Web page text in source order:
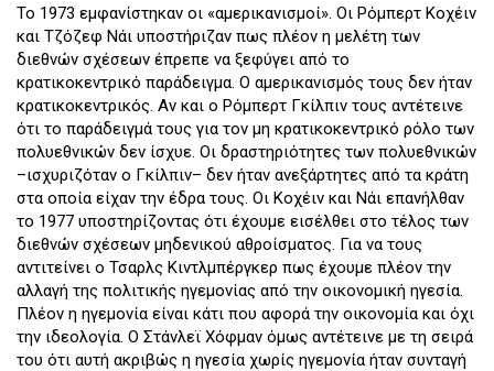
Το 1973 εμφανίστηκαν οι «αμερικανισμοί». Οι Ρόμπερτ Κοχέιν
και Τζόζεφ Νάι υποστήριζαν πως πλέον η μελέτη των
διεθνών σχέσεων έπρεπε να ξεφύγει από το
κρατικοκεντρικό παράδειγμα. Ο αμερικανισμός τους δεν ήταν
κρατικοκεντρικός. Αν και ο Ρόμπερτ Γκίλπιν τους αντέτεινε
ότι το παράδειγμά τους για τον μη κρατικοκεντρικό ρόλο των
πολυεθνικών δεν ίσχυε. Οι δραστηριότητες των πολυεθνικών
–ισχυριζόταν ο Γκίλπιν– δεν ήταν ανεξάρτητες από τα κράτη
στα οποία είχαν την έδρα τους. Οι Κοχέιν και Νάι επανήλθαν
το 1977 υποστηρίζοντας ότι έχουμε εισέλθει στο τέλος των
διεθνών σχέσεων μηδενικού αθροίσματος. Για να τους
αντιτείνει ο Τσαρλς Κιντλμπέργκερ πως έχουμε πλέον την
αλλαγή της πολιτικής ηγεμονίας από την οικονομική ηγεσία.
Πλέον η ηγεμονία είναι κάτι που αφορά την οικονομία και όχι
την ιδεολογία. Ο Στάνλεϊ Χόφμαν όμως αντέτεινε με τη σειρά
του ότι αυτή ακριβώς η ηγεσία χωρίς ηγεμονία ήταν συνταγή